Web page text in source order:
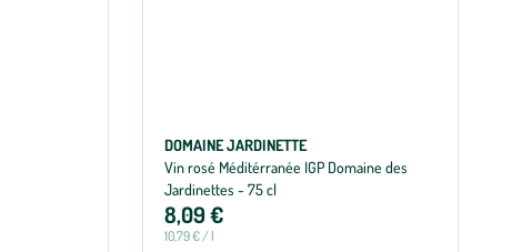
DOMAINE JARDINETTE
Vin rosé Méditérranée IGP Domaine des
Jardinettes - 75 cl
8,09 €
10,79 € / l